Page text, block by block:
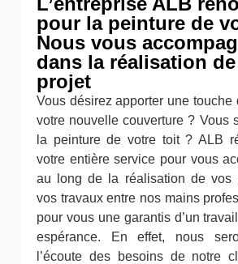
pour la peinture de
Nous vous
dans la réalisation
projet
Vous désirez apporter une touche
votre nouvelle couverture ? Vous
la peinture de votre toit ? ALB
votre entière service pour vous
au long de la réalisation de vos
vos travaux entre nos mains
pour vous une garantis d’un
espérance. En effet, nous
l’écoute des besoins de notre